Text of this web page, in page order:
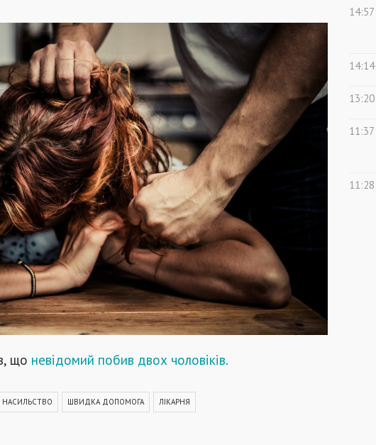
що невідомий побив двох чоловіків.
ШВИДКА ДОПОМОГА ЛІКАРНЯ
14:57
14:14
13:20
11:37
11:28